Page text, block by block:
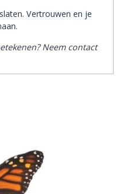
Vertrouwen en je
Neem contact